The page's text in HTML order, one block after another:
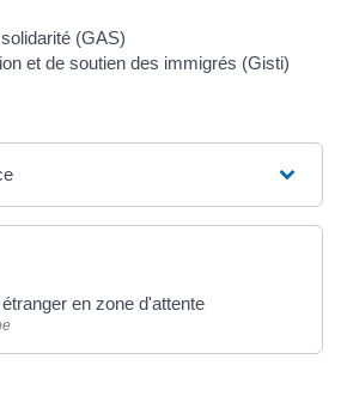
(GAS)
et de soutien des immigrés (Gisti)
en zone d'attente